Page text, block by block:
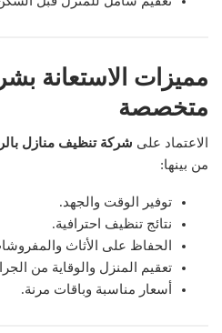
مميزات الاستعانة
متخصصة
الاعتماد على شركة تنظيف منازل
من بينها:
توفير الوقت والجهد.
نتائج تنظيف احترافية.
الحفاظ على الأثاث
تعقيم المنزل والوقاية من
أسعار مناسبة وباقات مرنة.